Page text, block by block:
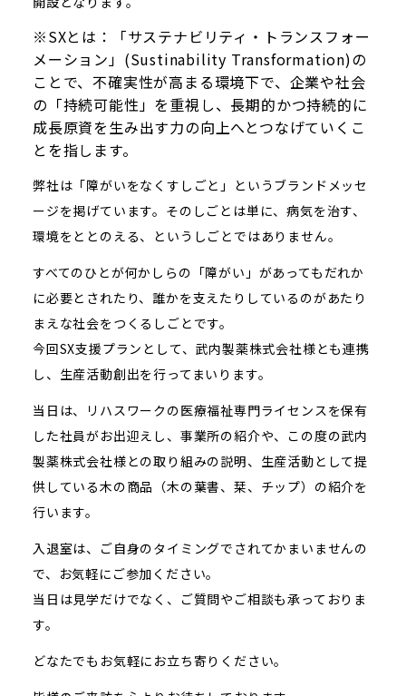
※SXとは：「サステナビリティ・トランスフォー
メーション」(Sustinability Transformation)の
ことで、不確実性が高まる環境下で、企業や社会
の「持続可能性」を重視し、長期的かつ持続的に
成長原資を生み出す力の向上へとつなげていくこ
とを指します。
弊社は「障がいをなくすしごと」というブランドメッセ
ージを掲げています。そのしごとは単に、病気を治す、
環境をととのえる、というしごとではありません。
すべてのひとが何かしらの「障がい」があってもだれか
に必要とされたり、誰かを支えたりしているのがあたり
まえな社会をつくるしごとです。
今回SX支援プランとして、武内製薬株式会社様とも連携
し、生産活動創出を行ってまいります。
当日は、リハスワークの医療福祉専門ライセンスを保有
した社員がお出迎えし、事業所の紹介や、この度の武内
製薬株式会社様との取り組みの説明、生産活動として提
供している木の商品（木の葉書、栞、チップ）の紹介を
行います。
入退室は、ご自身のタイミングでされてかまいませんの
で、お気軽にご参加ください。
当日は見学だけでなく、ご質問やご相談も承っておりま
す。
どなたでもお気軽にお立ち寄りください。